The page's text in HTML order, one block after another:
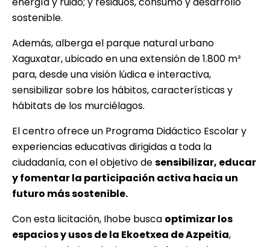
sostenible.
Además, alberga el parque natural urbano
Xaguxatar, ubicado en una extensión de 1.800 m²
para, desde una visión lúdica e interactiva,
sensibilizar sobre los hábitos, características y
hábitats de los murciélagos.
El centro ofrece un Programa Didáctico Escolar y
experiencias educativas dirigidas a toda la
ciudadanía, con el objetivo desensibilizar, educar
y fomentar la participación activa hacia un
futuro más sostenible.
Con esta licitación, Ihobe busca optimizar los
espacios y usos de la Ekoetxea de Azpeitia,